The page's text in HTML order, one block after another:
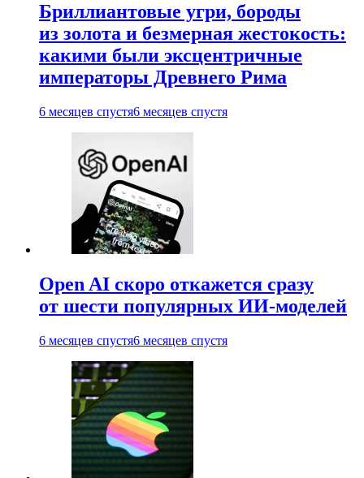
Бриллиантовые угри, бороды
из золота и безмерная жестокость:
какими были эксцентричные
императоры Древнего Рима
6 месяцев спустя6 месяцев спустя
Open AI скоро откажется сразу
от шести популярных ИИ-моделей
6 месяцев спустя6 месяцев спустя